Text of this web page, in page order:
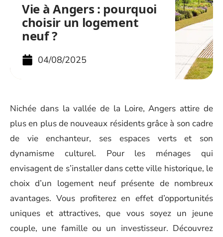
Vie à Angers : pourquoi
choisir un logement
neuf ?
04/08/2025
Nichée dans la vallée de la Loire, Angers attire de
plus en plus de nouveaux résidents grâce à son cadre
de vie enchanteur, ses espaces verts et son
dynamisme culturel. Pour les ménages qui
envisagent de s’installer dans cette ville historique, le
choix d’un logement neuf présente de nombreux
avantages. Vous profiterez en effet d’opportunités
uniques et attractives, que vous soyez un jeune
couple, une famille ou un investisseur. Découvrez